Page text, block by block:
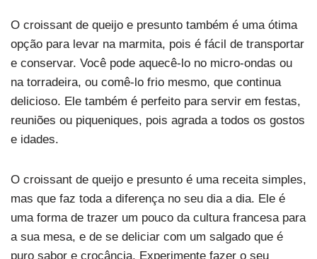
O croissant de queijo e presunto também é uma ótima
opção para levar na marmita, pois é fácil de transportar
e conservar. Você pode aquecê-lo no micro-ondas ou
na torradeira, ou comê-lo frio mesmo, que continua
delicioso. Ele também é perfeito para servir em festas,
reuniões ou piqueniques, pois agrada a todos os gostos
e idades.
O croissant de queijo e presunto é uma receita simples,
mas que faz toda a diferença no seu dia a dia. Ele é
uma forma de trazer um pouco da cultura francesa para
a sua mesa, e de se deliciar com um salgado que é
puro sabor e crocância. Experimente fazer o seu